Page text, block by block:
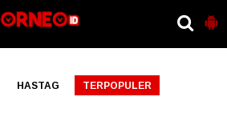
HASTAG TERPOPULER